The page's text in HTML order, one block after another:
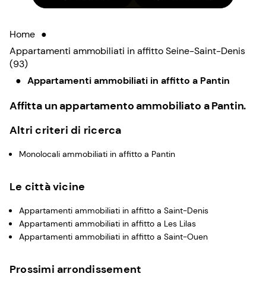
Home ●
Appartamenti ammobiliati in affitto Seine-Saint-Denis
(93)
● Appartamenti ammobiliati in affitto a Pantin
Affitta un appartamento ammobiliato a Pantin.
Altri criteri di ricerca
Monolocali ammobiliati in affitto a Pantin
Le città vicine
Appartamenti ammobiliati in affitto a Saint-Denis
Appartamenti ammobiliati in affitto a Les Lilas
Appartamenti ammobiliati in affitto a Saint-Ouen
Prossimi arrondissement